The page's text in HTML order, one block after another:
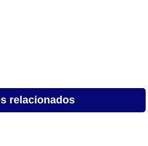
relacionados